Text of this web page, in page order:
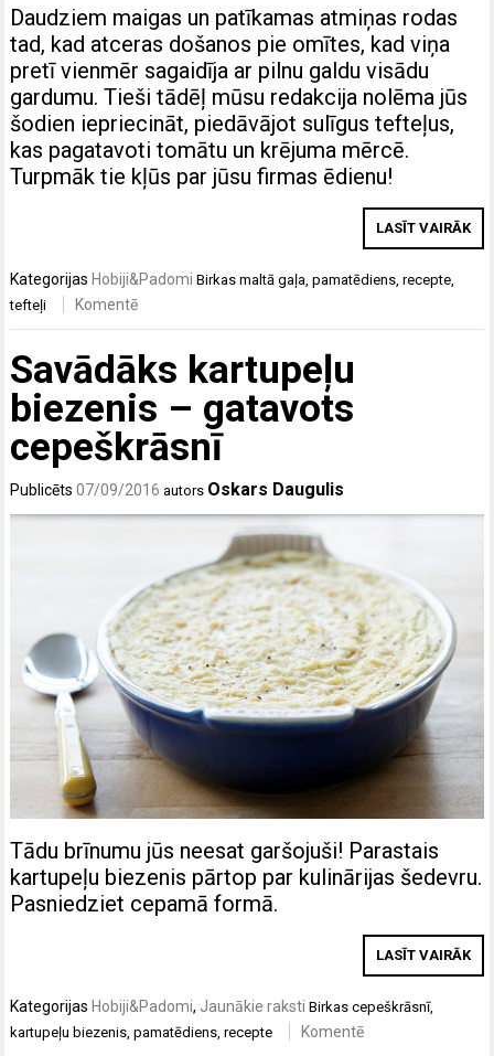
Daudziem maigas un patīkamas atmiņas rodas
tad, kad atceras došanos pie omītes, kad viņa
pretī vienmēr sagaidīja ar pilnu galdu visādu
gardumu. Tieši tādēļ mūsu redakcija nolēma jūs
šodien iepriecināt, piedāvājot sulīgus tefteļus,
kas pagatavoti tomātu un krējuma mērcē.
Turpmāk tie kļūs par jūsu firmas ēdienu!
LASĪT VAIRĀK
Kategorijas Hobiji&Padomi Birkasmaltā gaļa ,pamatēdiens ,recepte
tefteļi
Komentē
Savādāks kartupeļu
biezenis – gatavots
cepeškrāsnī
Publicēts07/09/2016 autors Oskars Daugulis
Tādu brīnumu jūs neesat garšojuši! Parastais
kartupeļu biezenis pārtop par kulinārijas šedevru.
Pasniedziet cepamā formā.
LASĪT VAIRĀK
KategorijasHobiji&Padomi, Jaunākie raksti Birkascepeškrāsnī,
kartupeļu biezenis ,pamatēdiens ,recepte Komentē